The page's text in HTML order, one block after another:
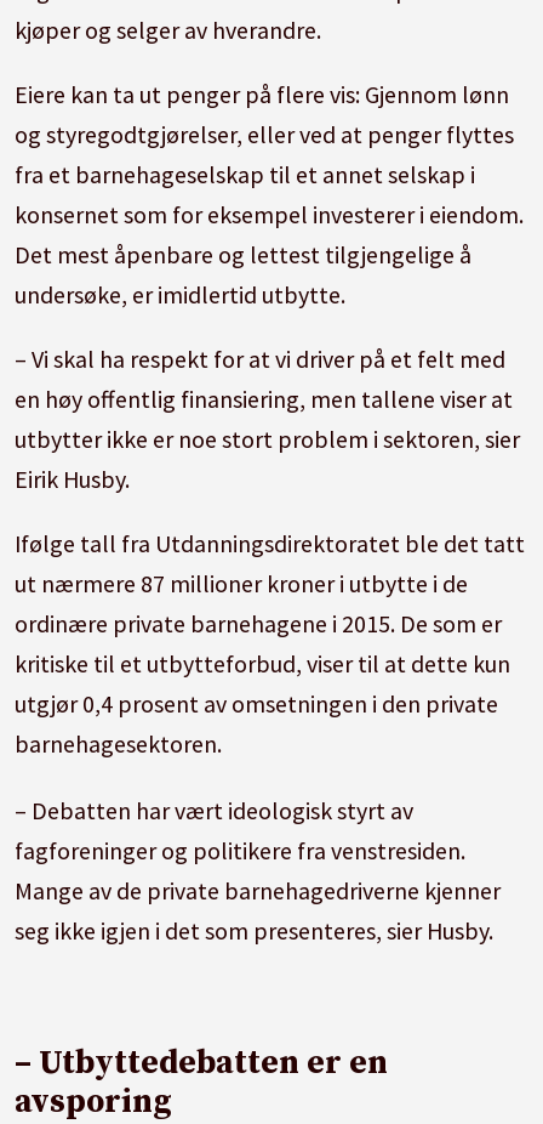
kjøper og selger av hverandre.
Eiere kan ta ut penger på flere vis: Gjennom lønn
og styregodtgjørelser, eller ved at penger flyttes
fra et barnehageselskap til et annet selskap i
konsernet som for eksempel investerer i eiendom.
Det mest åpenbare og lettest tilgjengelige å
undersøke, er imidlertid utbytte.
– Vi skal ha respekt for at vi driver på et felt med
en høy offentlig finansiering, men tallene viser at
utbytter ikke er noe stort problem i sektoren, sier
Eirik Husby.
Ifølge tall fra Utdanningsdirektoratet ble det tatt
ut nærmere 87 millioner kroner i utbytte i de
ordinære private barnehagene i 2015. De som er
kritiske til et utbytteforbud, viser til at dette kun
utgjør 0,4 prosent av omsetningen i den private
barnehagesektoren.
– Debatten har vært ideologisk styrt av
fagforeninger og politikere fra venstresiden.
Mange av de private barnehagedriverne kjenner
seg ikke igjen i det som presenteres, sier Husby.
– Utbyttedebatten er en
avsporing